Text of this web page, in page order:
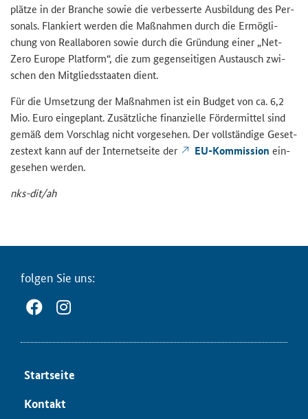
plät­ze in der Bran­che sowie die ver­bes­ser­te Aus­bil­dung des Per­
so­nals. Flan­kiert wer­den die Maß­nah­men durch die Er­mög­li­
chung von Re­al­la­bo­ren sowie durch die Grün­dung einer „Net-​
Zero Eu­ro­pe Plat­form“, die zum ge­gen­sei­ti­gen Aus­tausch zwi­
schen den Mit­glieds­staa­ten dient.
Für die Um­set­zung der Maß­nah­men ist ein Bud­get von ca. 6,2
Mio. Euro ein­ge­plant. Zu­sätz­li­che fi­nan­zi­el­le För­der­mit­tel sind
gemäß dem Vor­schlag nicht vor­ge­se­hen. Der voll­stän­di­ge Ge­set­
zes­text kann auf der In­ter­net­sei­te der
EU-​Kommission ein­
ge­se­hen wer­den.
nks-​dit/ah
fol­gen Sie uns:
Start­sei­te
Kon­takt